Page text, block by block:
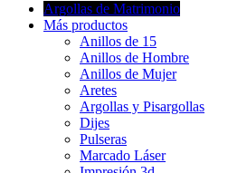
Argollas de Matrimonio
Más productos
Anillos de 15
Anillos de Hombre
Anillos de Mujer
Aretes
Argollas y Pisargollas
Dijes
Pulseras
Marcado Láser